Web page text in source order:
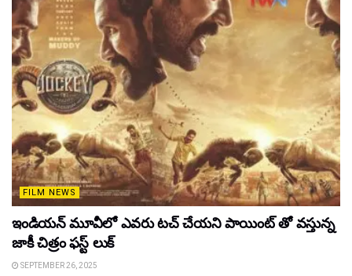
FILM NEWS
ఇండియన్ మూవీలో ఎవరు టచ్ చేయని పాయింట్ తో వస్తున్న
జాకీ చిత్రం ఫస్ట్ లుక్
SEPTEMBER 26, 2025